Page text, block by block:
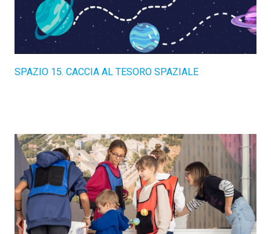
SPAZIO 15. CACCIA AL TESORO SPAZIALE